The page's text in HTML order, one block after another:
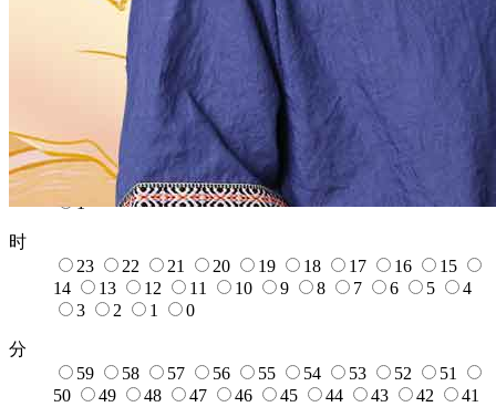
12
11 7
31
30 29 28 27 25 24
22
21 20 18 17
12
11 10 9 8 7 4
1
时
23
22 21 20 19 18 17 16
15
14
13 12 11 10 9 8 7 6 5
4
3
2 1 0
分
59
58 57 56 55 54 53 52
51
50
49 48 47 46 45 44 43 42
41